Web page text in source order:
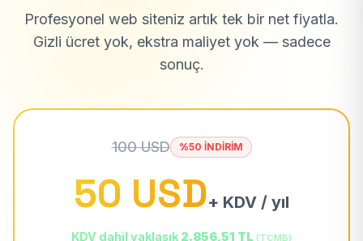
Profesyonel web siteniz artık tek bir net fiyatla.
Gizli ücret yok, ekstra maliyet yok — sadece
sonuç.
100 USD %50 İNDİRİM
50 USD+ KDV / yıl
KDV dahil yaklaşık 2.856,51 TL (TCMB)